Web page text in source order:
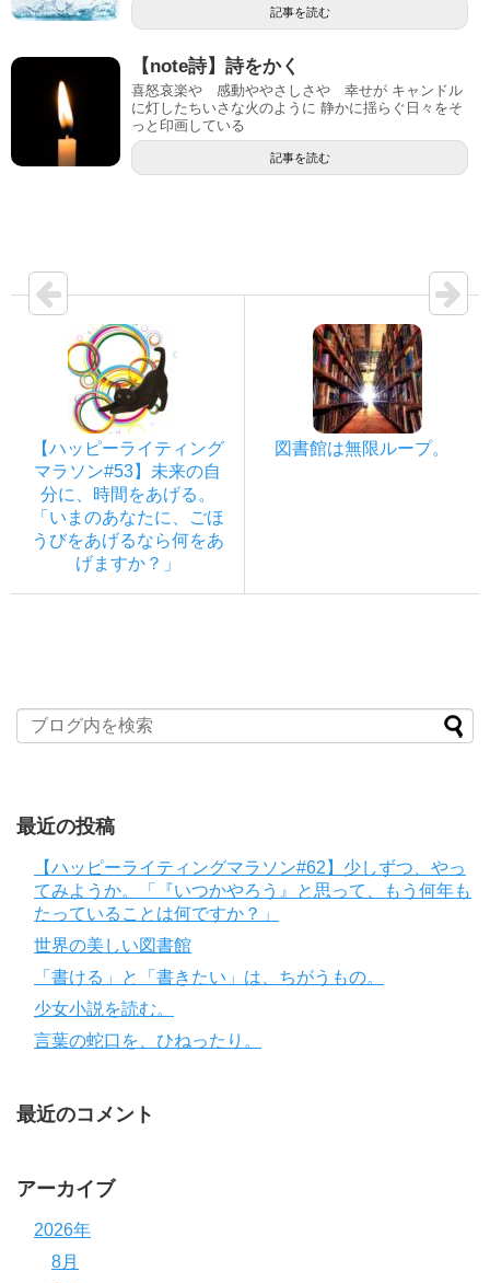
記事を読む
【note詩】詩をかく
喜怒哀楽や 感動ややさしさや 幸せが キャンドル
に灯したちいさな火のように 静かに揺らぐ日々をそ
っと印画している
記事を読む
【ハッピーライティング
マラソン#53】未来の自
分に、時間をあげる。
「いまのあなたに、ごほ
うびをあげるなら何をあ
げますか？」
図書館は無限ループ。
最近の投稿
【ハッピーライティングマラソン#62】少しずつ、やっ
てみようか。「『いつかやろう』と思って、もう何年も
たっていることは何ですか？」
世界の美しい図書館
「書ける」と「書きたい」は、ちがうもの。
少女小説を読む。
言葉の蛇口を、ひねったり。
最近のコメント
アーカイブ
2026年
8月